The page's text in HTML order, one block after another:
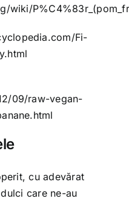
wiki/
Fi-
09/raw-vegan-
cu adevărat
care ne-au